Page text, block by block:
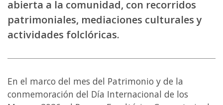
abierta a la comunidad, con recorridos
patrimoniales, mediaciones culturales y
actividades folclóricas.
En el marco del mes del Patrimonio y de la
conmemoración del Día Internacional de los